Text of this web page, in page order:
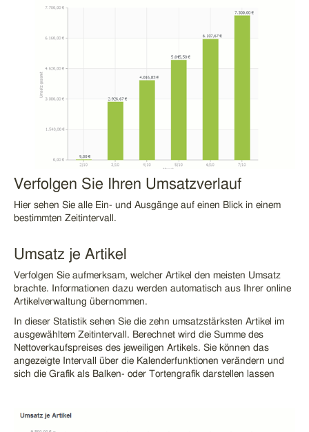
Verfolgen Sie Ihren Umsatzverlauf
Hier sehen Sie alle Ein- und Ausgänge auf einen Blick in einem
bestimmten Zeitintervall.
Umsatz je Artikel
Verfolgen Sie aufmerksam, welcher Artikel den meisten Umsatz
brachte. Informationen dazu werden automatisch aus Ihrer online
Artikelverwaltung übernommen.
In dieser Statistik sehen Sie die zehn umsatzstärksten Artikel im
ausgewähltem Zeitintervall. Berechnet wird die Summe des
Nettoverkaufspreises des jeweiligen Artikels. Sie können das
angezeigte Intervall über die Kalenderfunktionen verändern und
sich die Grafik als Balken- oder Tortengrafik darstellen lassen